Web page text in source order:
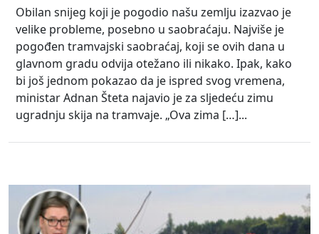
Obilan snijeg koji je pogodio našu zemlju izazvao je
velike probleme, posebno u saobraćaju. Najviše je
pogođen tramvajski saobraćaj, koji se ovih dana u
glavnom gradu odvija otežano ili nikako. Ipak, kako
bi još jednom pokazao da je ispred svog vremena,
ministar Adnan Šteta najavio je za sljedeću zimu
ugradnju skija na tramvaje. „Ova zima […]...